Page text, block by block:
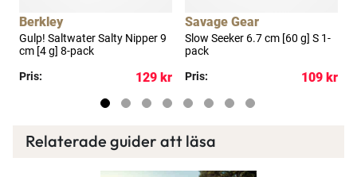
Berkley
Gulp! Saltwater Salty Nipper 9
cm [4 g] 8-pack
Pris:
129 kr
Savage Gear
Slow Seeker 6.7 cm [60 g] S 1-
pack
Pris:
109 kr
Relaterade guider att läsa